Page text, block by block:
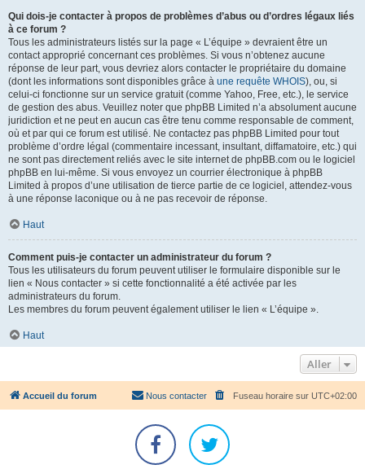
Qui dois-je contacter à propos de problèmes d’abus ou d’ordres légaux liés
à ce forum ?
Tous les administrateurs listés sur la page « L’équipe » devraient être un
contact approprié concernant ces problèmes. Si vous n’obtenez aucune
réponse de leur part, vous devriez alors contacter le propriétaire du domaine
(dont les informations sont disponibles grâce à une requête WHOIS), ou, si
celui-ci fonctionne sur un service gratuit (comme Yahoo, Free, etc.), le service
de gestion des abus. Veuillez noter que phpBB Limited n’a absolument aucune
juridiction et ne peut en aucun cas être tenu comme responsable de comment,
où et par qui ce forum est utilisé. Ne contactez pas phpBB Limited pour tout
problème d’ordre légal (commentaire incessant, insultant, diffamatoire, etc.) qui
ne sont pas directement reliés avec le site internet de phpBB.com ou le logiciel
phpBB en lui-même. Si vous envoyez un courrier électronique à phpBB
Limited à propos d’une utilisation de tierce partie de ce logiciel, attendez-vous
à une réponse laconique ou à ne pas recevoir de réponse.
Haut
Comment puis-je contacter un administrateur du forum ?
Tous les utilisateurs du forum peuvent utiliser le formulaire disponible sur le
lien « Nous contacter » si cette fonctionnalité a été activée par les
administrateurs du forum.
Les membres du forum peuvent également utiliser le lien « L’équipe ».
Haut
Aller
Accueil du forum Fuseau horaire sur UTC+02:00
Nous contacter